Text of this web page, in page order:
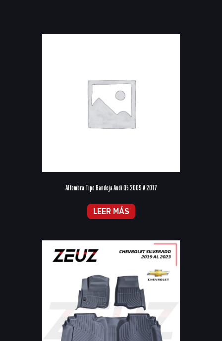
Alfombra Tipo Bandeja Audi Q5 2009 A 2017
LEER MÁS